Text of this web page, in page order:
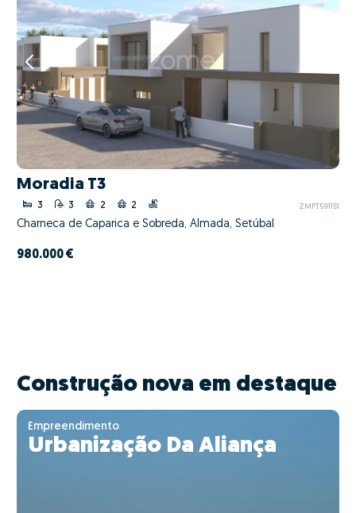
Moradia T3
3 3 2 2 ZMPT591151
Charneca de Caparica e Sobreda, Almada, Setúbal
980.000 €
Construção nova em destaque
Empreendimento
Urbanização Da Aliança